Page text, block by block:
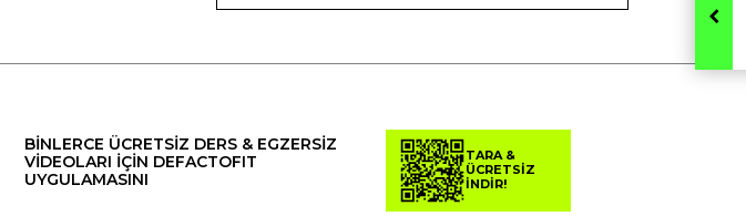
BİNLERCE ÜCRETSİZ DERS & EGZERSİZ
VİDEOLARI İÇİN DEFACTOFIT
UYGULAMASINI
TARA &
ÜCRETSİZ
İNDİR!